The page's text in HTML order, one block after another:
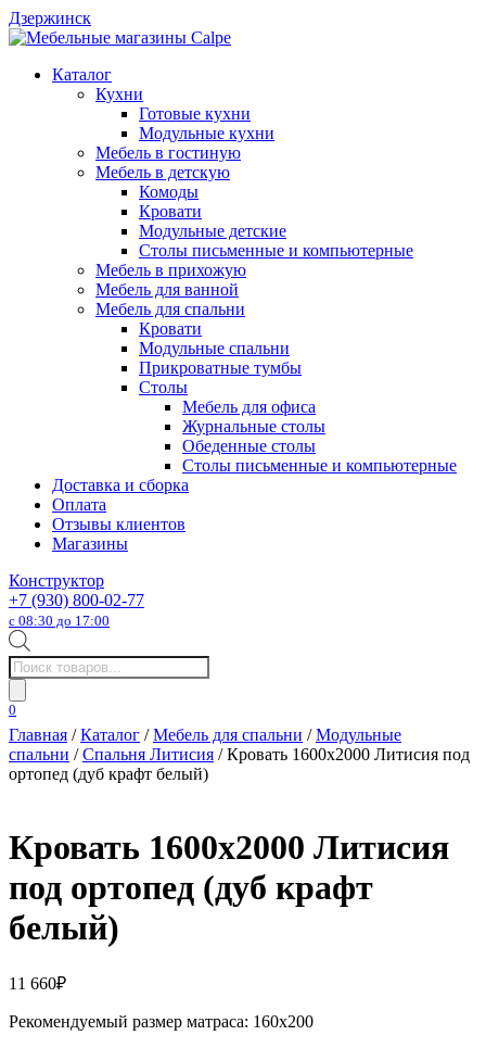
Дзержинск
Каталог
Кухни
Готовые кухни
Модульные кухни
Мебель в гостиную
Мебель в детскую
Комоды
Кровати
Модульные детские
Столы письменные и компьютерные
Мебель в прихожую
Мебель для ванной
Мебель для спальни
Кровати
Модульные спальни
Прикроватные тумбы
Столы
Мебель для офиса
Журнальные столы
Обеденные столы
Столы письменные и компьютерные
Доставка и сборка
Оплата
Отзывы клиентов
Магазины
Конструктор
+7 (930) 800-02-77
с 08:30 до 17:00
Поиск
товаров
0
Главная /Каталог /Мебель для спальни /Модульные
спальни /Спальня Литисия / Кровать 1600х2000 Литисия под
ортопед (дуб крафт белый)
Кровать 1600х2000 Литисия
под ортопед (дуб крафт
белый)
11 660₽
Рекомендуемый размер матраса: 160х200